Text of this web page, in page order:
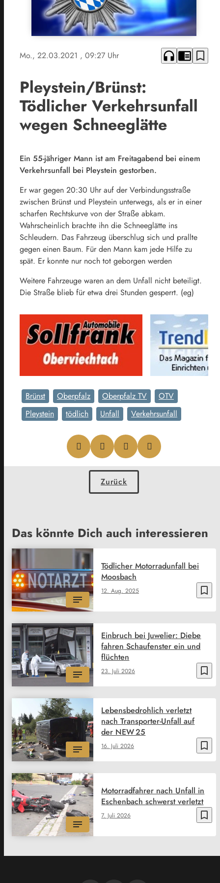
Mo., 22.03.2021 , 09:27 Uhr headphones chrome_reader_mode bookmark_border
Pleystein/Brünst:
Tödlicher Verkehrsunfall
wegen Schneeglätte
Ein 55-jähriger Mann ist am Freitagabend bei einem
Verkehrsunfall bei Pleystein gestorben.
Er war gegen 20:30 Uhr auf der Verbindungsstraße
zwischen Brünst und Pleystein unterwegs, als er in einer
scharfen Rechtskurve von der Straße abkam.
Wahrscheinlich brachte ihn die Schneeglätte ins
Schleudern. Das Fahrzeug überschlug sich und prallte
gegen einen Baum. Für den Mann kam jede Hilfe zu
spät. Er konnte nur noch tot geborgen werden
Weitere Fahrzeuge waren an dem Unfall nicht beteiligt.
Die Straße blieb für etwa drei Stunden gesperrt. (eg)
Brünst Oberpfalz Oberpfalz TV
OTV
Pleystein
tödlich Unfall Verkehrsunfall
Zurück
Das könnte Dich auch interessieren
bookmark_border
12. Aug. 2025
Tödlicher Motorradunfall bei
Moosbach
bookmark_border
23. Juli 2026
Einbruch bei Juwelier: Diebe
fahren Schaufenster ein und
flüchten
bookmark_border
16. Juli 2026
Lebensbedrohlich verletzt
nach Transporter-Unfall auf
der NEW 25
bookmark_border
7. Juli 2026
Motorradfahrer nach Unfall in
Eschenbach schwerst verletzt